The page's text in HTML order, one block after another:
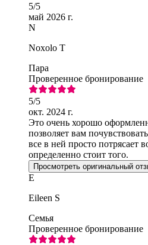
5/5
май 2026 г.
N
Noxolo T
Пара
Проверенное бронирование
5/5
окт. 2024 г.
Это очень хорошо
позволяет вам
все в ней просто потрясает
определенно стоит того.
Просмотреть оригинальный
E
Eileen S
Семья
Проверенное бронирование